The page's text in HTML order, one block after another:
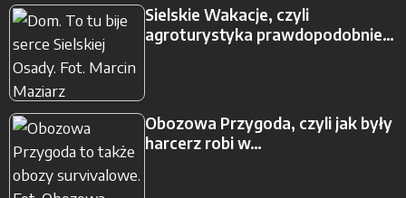
Sielskie Wakacje, czyli
agroturystyka prawdopodobnie…
Obozowa Przygoda, czyli jak były
harcerz robi w…